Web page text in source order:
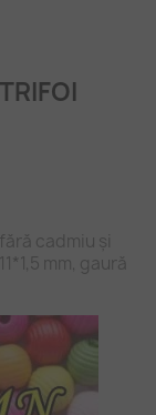
cadmiu și
mm, gaură